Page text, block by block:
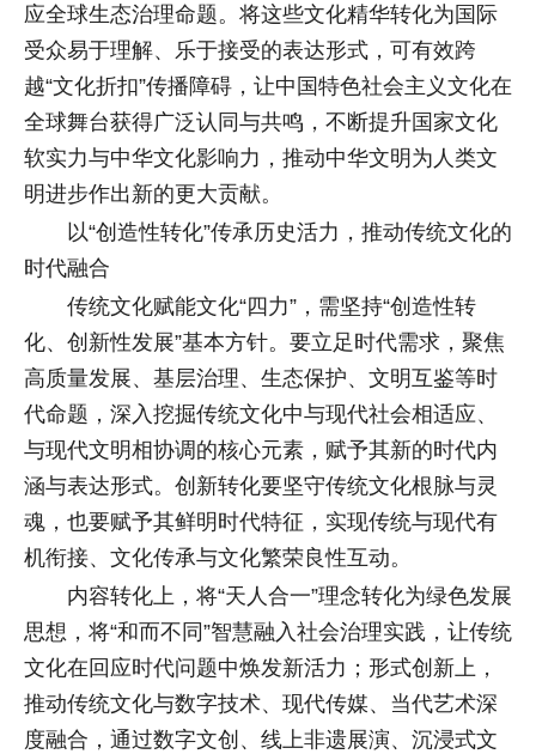
应全球生态治理命题。将这些文化精华转化为国际
受众易于理解、乐于接受的表达形式，可有效跨
越“文化折扣”传播障碍，让中国特色社会主义文化在
全球舞台获得广泛认同与共鸣，不断提升国家文化
软实力与中华文化影响力，推动中华文明为人类文
明进步作出新的更大贡献。
以“创造性转化”传承历史活力，推动传统文化的
时代融合
传统文化赋能文化“四力”，需坚持“创造性转
化、创新性发展”基本方针。要立足时代需求，聚焦
高质量发展、基层治理、生态保护、文明互鉴等时
代命题，深入挖掘传统文化中与现代社会相适应、
与现代文明相协调的核心元素，赋予其新的时代内
涵与表达形式。创新转化要坚守传统文化根脉与灵
魂，也要赋予其鲜明时代特征，实现传统与现代有
机衔接、文化传承与文化繁荣良性互动。
内容转化上，将“天人合一”理念转化为绿色发展
思想，将“和而不同”智慧融入社会治理实践，让传统
文化在回应时代问题中焕发新活力；形式创新上，
推动传统文化与数字技术、现代传媒、当代艺术深
度融合，通过数字文创、线上非遗展演、沉浸式文